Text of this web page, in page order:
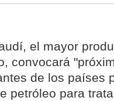
el mayor
convocará
de los países
petróleo para